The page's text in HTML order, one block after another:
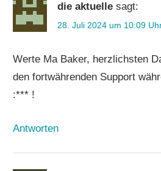
die aktuelle sagt:
28. Juli 2024 um 10:09
Werte Ma Baker, herzlichsten
den fortwährenden Support
:*** !
Antworten